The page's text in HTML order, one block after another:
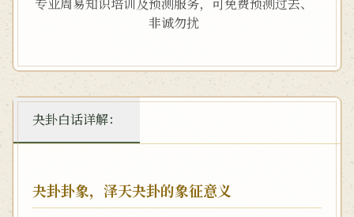
非诚勿扰
夬卦白话详解：
夬卦卦象，泽天夬卦的象征意义